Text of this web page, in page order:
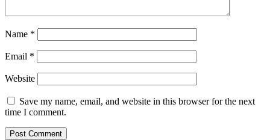
Name *
Email *
Website
Save my name, email, and website in this browser for the next
time I comment.